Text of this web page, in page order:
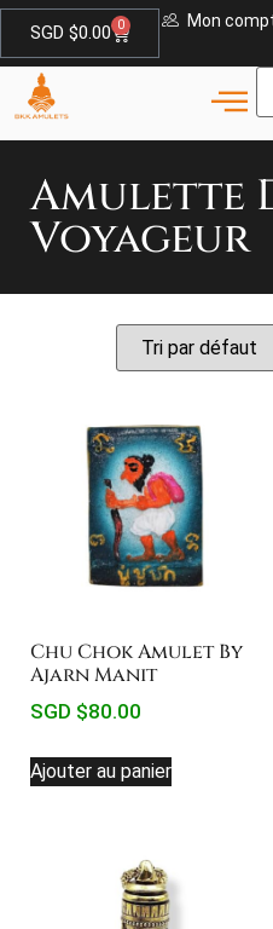
SGD $0.00 0 Mon
Amulette
Voyageur
Chu Chok Amulet By
Ajarn Manit
SGD $80.00
Ajouter au panier